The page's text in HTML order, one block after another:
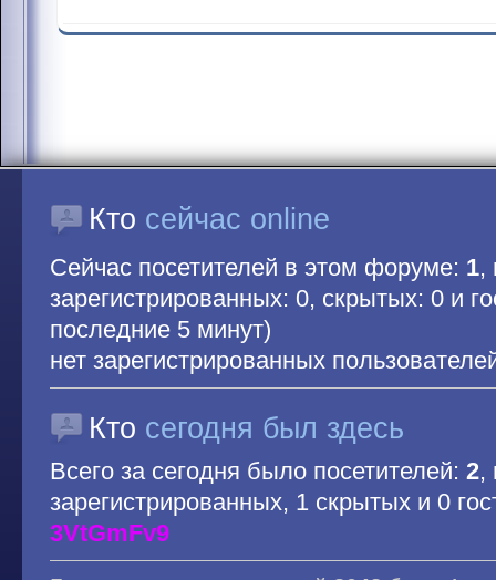
Кто сейчас online
Сейчас посетителей в этом форуме: 1,
зарегистрированных: 0, скрытых: 0 и
последние 5 минут)
нет зарегистрированных
Кто сегодня был здесь
Всего за сегодня было посетителей: 2,
зарегистрированных, 1 скрытых и 0
3VtGmFv9